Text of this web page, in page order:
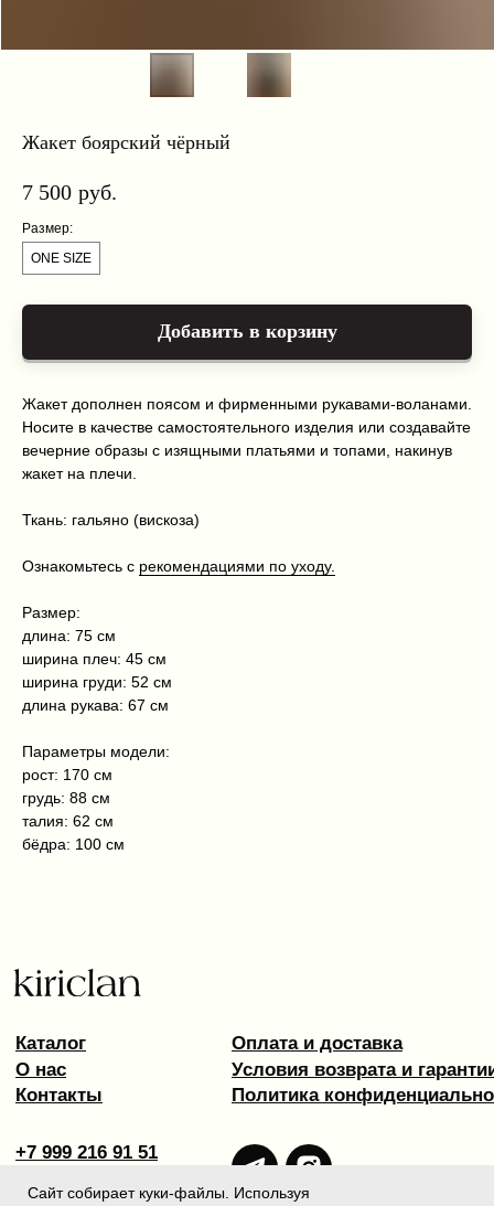
Жакет боярский чёрный
7 500 руб.
Размер:
ONE SIZE
Добавить в корзину
Жакет дополнен поясом и фирменными рукавами-воланами.
Носите в качестве самостоятельного изделия или создавайте
вечерние образы с изящными платьями и топами, накинув
жакет на плечи.
Ткань: гальяно (вискоза)
Ознакомьтесь с рекомендациями по уходу.
Размер:
длина: 75 см
ширина плеч: 45 см
ширина груди: 52 см
длина рукава: 67 см
Параметры модели:
рост: 170 см
грудь: 88 см
талия: 62 см
бёдра: 100 см
Каталог
kiriclanspb@gmail.com
Контакты Политика конфиденциальности
Оплата и доставка
Сайт собирает куки-файлы. Используя